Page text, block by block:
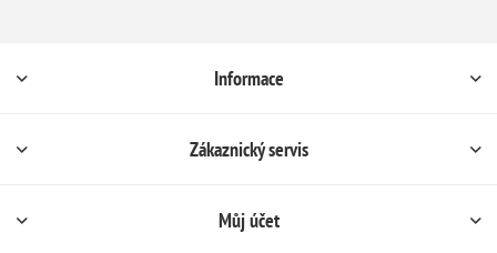
Informace
Zákaznický servis
Můj účet